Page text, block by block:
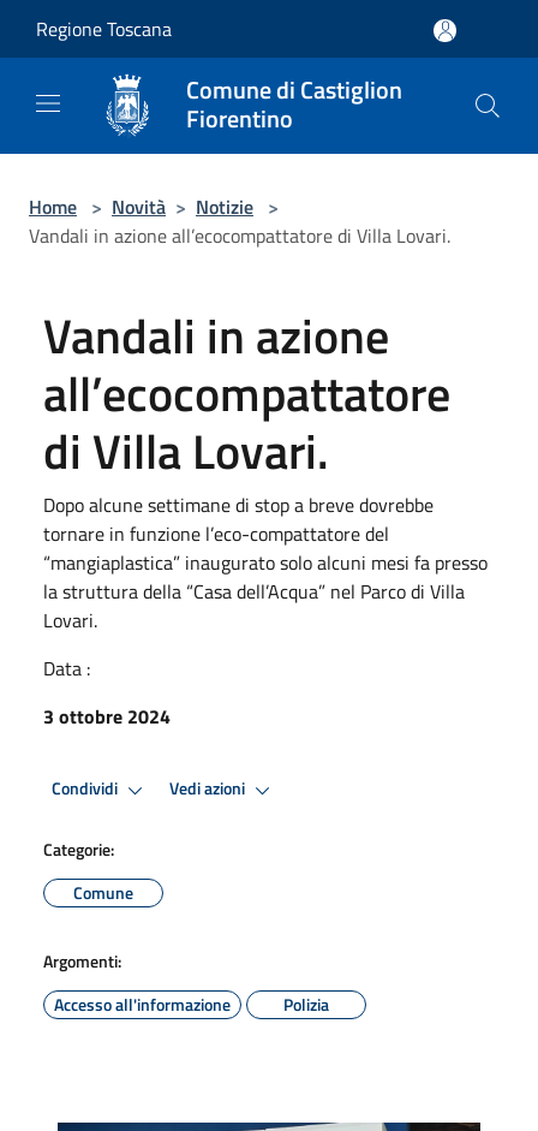
Regione Toscana
Comune di Castiglion
Fiorentino
Home > Novità > Notizie >
Vandali in azione all’ecocompattatore di Villa Lovari.
Vandali in azione
all’ecocompattatore
di Villa Lovari.
Dopo alcune settimane di stop a breve dovrebbe
tornare in funzione l’eco-compattatore del
“mangiaplastica” inaugurato solo alcuni mesi fa presso
la struttura della “Casa dell’Acqua” nel Parco di Villa
Lovari.
Data :
3 ottobre 2024
Condividi Vedi azioni
Categorie:
Comune
Argomenti:
Accesso all'informazione
Polizia